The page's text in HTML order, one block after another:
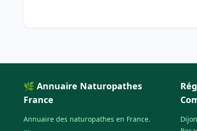
🌿 Annuaire Naturopathes
France
Annuaire des naturopathes en France.